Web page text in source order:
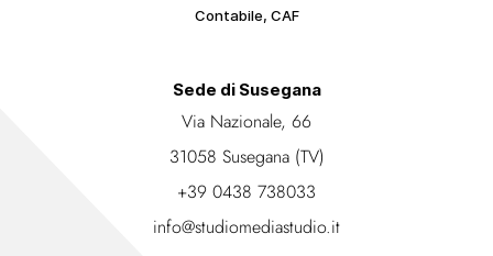
Contabile, CAF
Sede di Susegana
Via Nazionale, 66
31058 Susegana (TV)
+39 0438 738033
info@studiomediastudio.it